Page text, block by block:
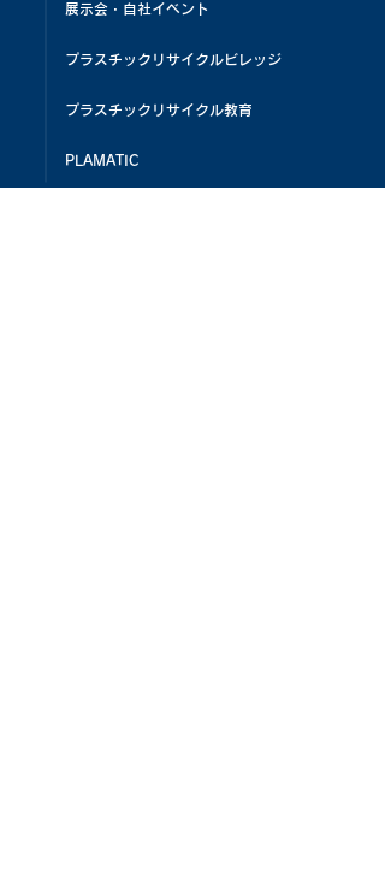
展示会・自社イベント
プラスチックリサイクルビレッジ
プラスチックリサイクル教育
PLAMATIC